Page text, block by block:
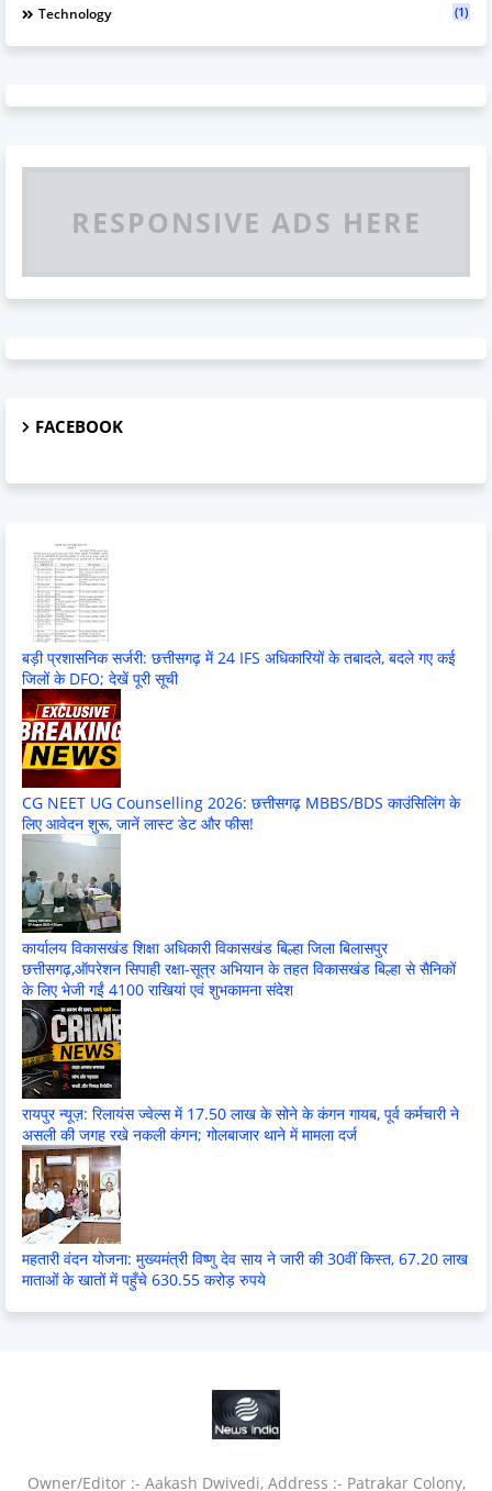
Technology (1)
RESPONSIVE ADS HERE
FACEBOOK
बड़ी प्रशासनिक सर्जरी: छत्तीसगढ़ में 24 IFS अधिकारियों के तबादले, बदले गए कई
जिलों के DFO; देखें पूरी सूची
CG NEET UG Counselling 2026: छत्तीसगढ़ MBBS/BDS काउंसिलिंग के
लिए आवेदन शुरू, जानें लास्ट डेट और फीस!
कार्यालय विकासखंड शिक्षा अधिकारी विकासखंड बिल्हा जिला बिलासपुर
छत्तीसगढ़,ऑपरेशन सिपाही रक्षा-सूत्र अभियान के तहत विकासखंड बिल्हा से सैनिकों
के लिए भेजी गईं 4100 राखियां एवं शुभकामना संदेश
रायपुर न्यूज़: रिलायंस ज्वेल्स में 17.50 लाख के सोने के कंगन गायब, पूर्व कर्मचारी ने
असली की जगह रखे नकली कंगन; गोलबाजार थाने में मामला दर्ज
महतारी वंदन योजना: मुख्यमंत्री विष्णु देव साय ने जारी की 30वीं किस्त, 67.20 लाख
माताओं के खातों में पहुँचे 630.55 करोड़ रुपये
Owner/Editor :- Aakash Dwivedi, Address :- Patrakar Colony,